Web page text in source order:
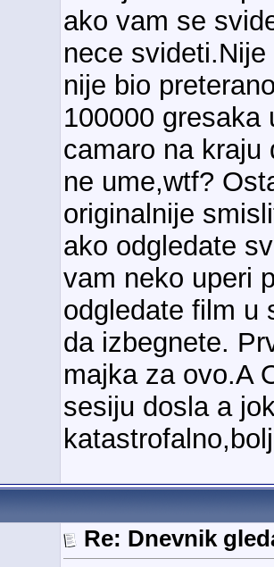
ako vam se
nece
nije bio
100000 gresaka
camaro na kraju
ne ume,wtf?
originalnije
ako odgledate
vam neko uperi
odgledate film u
da izbegnete.
majka za ovo.A
sesiju dosla a
Re: Dnevnik